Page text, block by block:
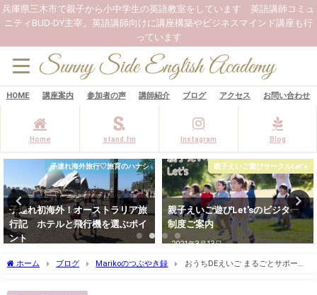
兵庫県三木市で親子から小中学生の英語教室をしています 英語講師コミュ
ニティBUD-DY主宰。英語講師向けに講座構築やビジネスマインド講座も行
っています
HOME 講座案内 参加者の声 講師紹介 ブログ アクセス お問い合わせ
Home stand.fm Instagram Blog
子連れ海外旅行♡旅育のハナシ
子連れ初海外！オーストラリア旅
行記 ホテルと飛行機を選ぶポイ
ント
親子えいご遊びサークルLet's
親子えいご遊びLet'sのビジター
制度ご案内
2021年3月13日
ホーム ブログ Marikoのつぶやき録
おうちDEえいご まるごとサポート